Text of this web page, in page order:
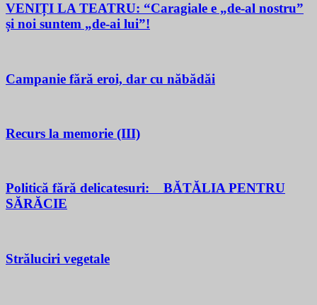
VENIȚI LA TEATRU: “Caragiale e „de-al nostru”
și noi suntem „de-ai lui”!
Campanie fără eroi, dar cu năbădăi
Recurs la memorie (III)
Politică fără delicatesuri: BĂTĂLIA PENTRU
SĂRĂCIE
Străluciri vegetale